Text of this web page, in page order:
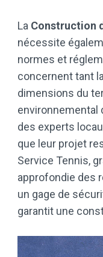
La Construction
nécessite
normes et
concernent tant
dimensions du
environnemental
des experts
que leur projet
Service Tennis,
approfondie des
un gage de
garantit une